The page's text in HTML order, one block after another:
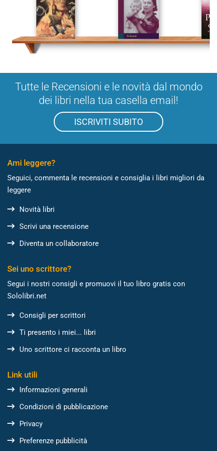
Tutte le Recensioni e le novità dal mondo
dei libri nella tua casella email!
ISCRIVITI SUBITO
Ami leggere?
Seguici, commenta le recensioni e consiglia i libri migliori da
leggere
Novità libri
Scrivi una recensione
Diventa un collaboratore
Sei uno scrittore?
Segui i nostri consigli e promuovi il tuo libro gratis con
Sololibri.net
Consigli per scrittori
Ti presento i miei... libri
Uno scrittore ci racconta un libro
Link utili
Informazioni generali
Condizioni di pubblicazione
Privacy
Preferenze pubblicità